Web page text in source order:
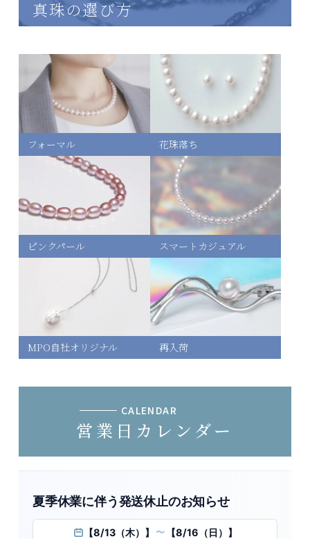
真珠の選び方
フォーマル 花珠落ち
ピンクパール スマートカジュアル
MPO自社オリジナル 再入荷
CALENDAR
営業日カレンダー
夏季休業に伴う発送休止のお知らせ
【8/13（木）】 〜 【8/16（日）】